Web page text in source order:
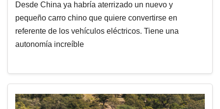
Desde China ya habría aterrizado un nuevo y
pequeño carro chino que quiere convertirse en
referente de los vehículos eléctricos. Tiene una
autonomía increíble